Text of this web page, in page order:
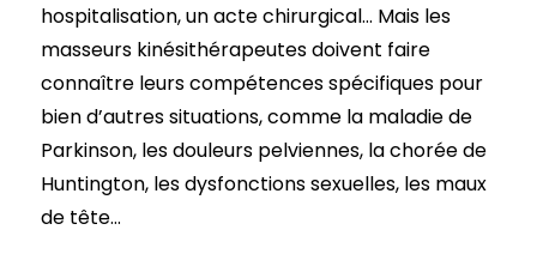
hospitalisation, un acte chirurgical… Mais les
masseurs kinésithérapeutes doivent faire
connaître leurs compétences spécifiques pour
bien d’autres situations, comme la maladie de
Parkinson, les douleurs pelviennes, la chorée de
Huntington, les dysfonctions sexuelles, les maux
de tête…